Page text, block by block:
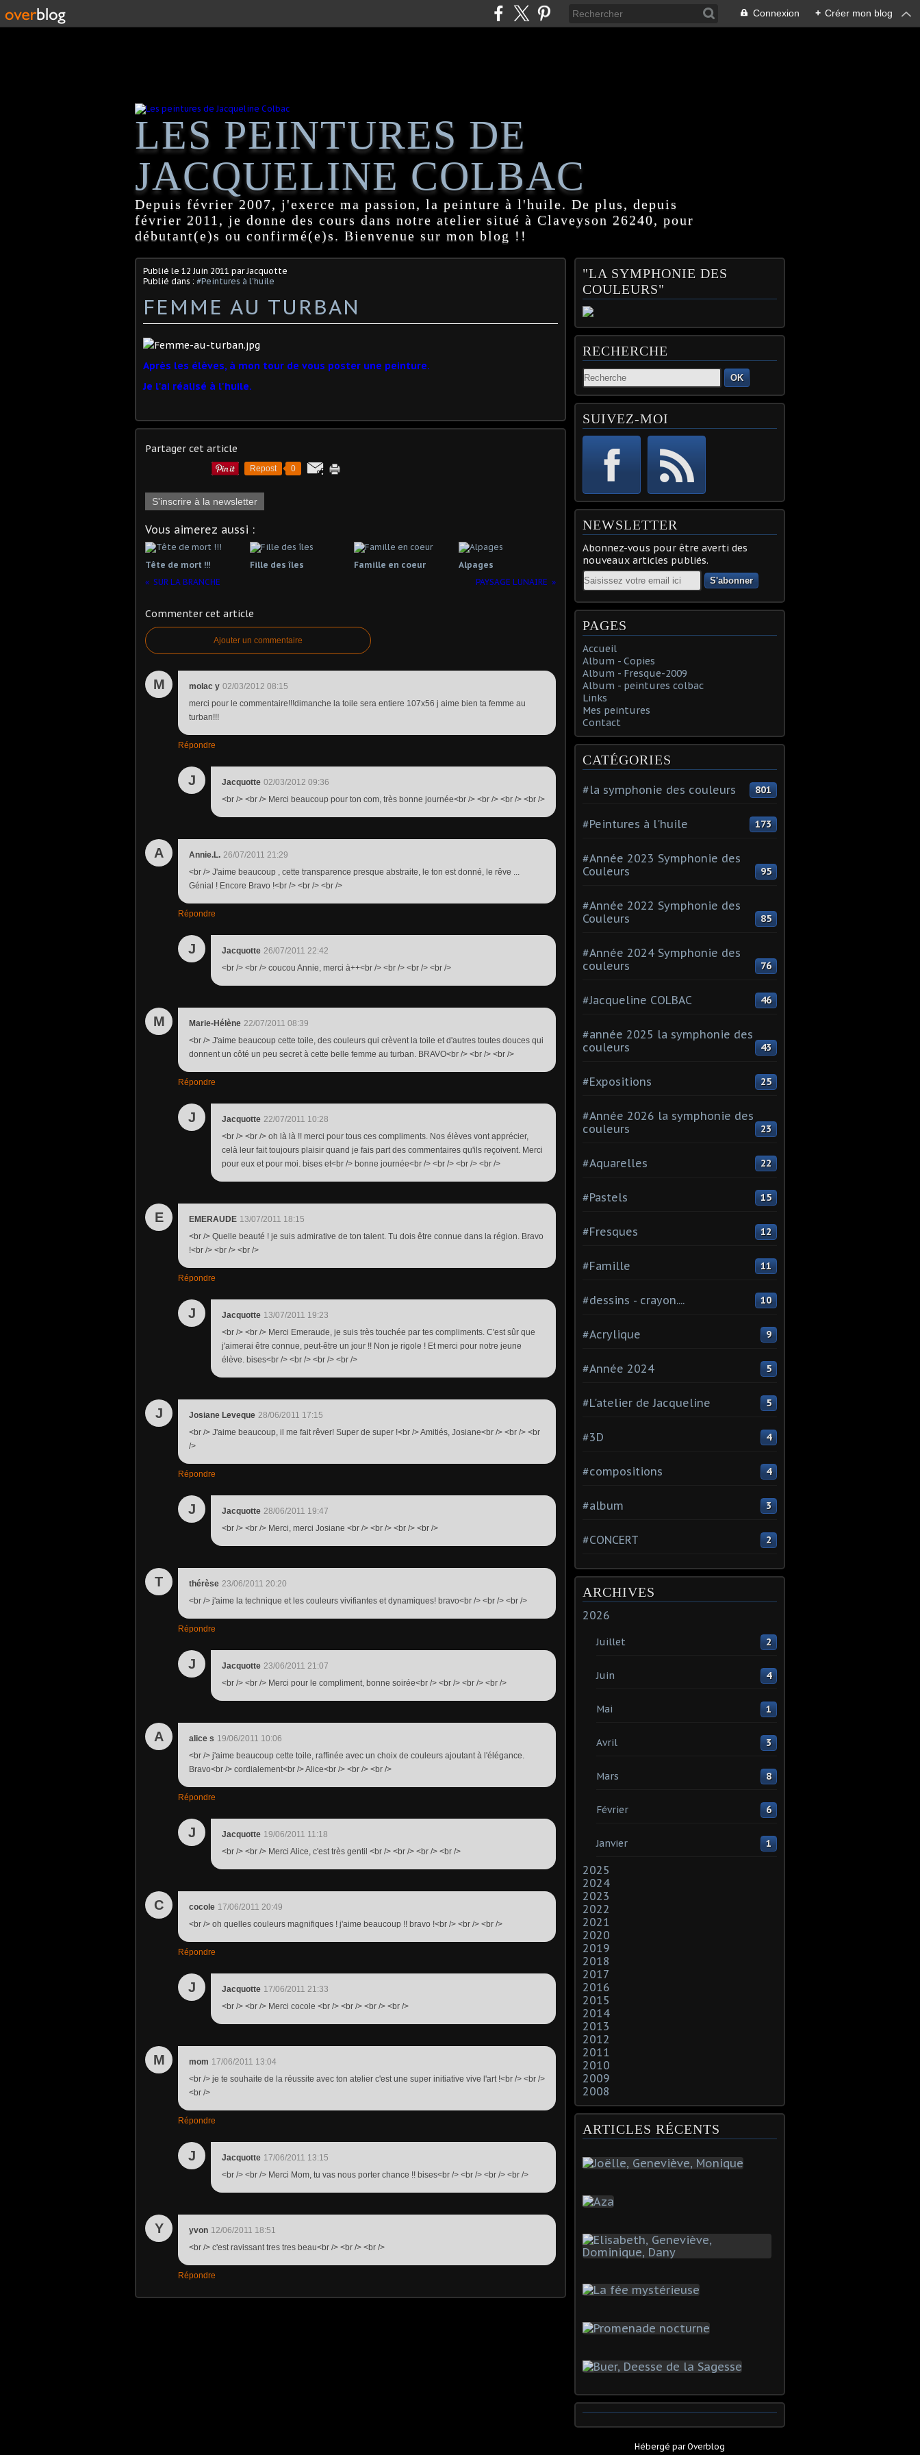
Connexion + Créer mon blog
LES PEINTURES DE
JACQUELINE COLBAC
Depuis février 2007, j'exerce ma passion, la peinture à l'huile. De plus, depuis
février 2011, je donne des cours dans notre atelier situé à Claveyson 26240, pour
débutant(e)s ou confirmé(e)s. Bienvenue sur mon blog !!
Publié le 12 Juin 2011 par Jacquotte
Publié dans : #Peintures à l'huile
FEMME AU TURBAN
Après les élèves, à mon tour de vous poster une peinture.
Je l'ai réalisé à l'huile.
Partager cet article
Repost 0
S'inscrire à la newsletter
Vous aimerez aussi :
Tête de mort !!! Fille des îles Famille en coeur
Alpages
SUR LA BRANCHE
PAYSAGE LUNAIRE
Commenter cet article
Ajouter un commentaire
M molac y 02/03/2012 08:15
merci pour le commentaire!!!dimanche la toile sera entiere 107x56 j aime bien ta femme au
turban!!!
Répondre
J Jacquotte 02/03/2012 09:36
<br /> <br /> Merci beaucoup pour ton com, très bonne journée<br /> <br /> <br /> <br />
A Annie.L. 26/07/2011 21:29
<br /> J'aime beaucoup , cette transparence presque abstraite, le ton est donné, le rêve ...
Génial ! Encore Bravo !<br /> <br /> <br />
Répondre
J Jacquotte 26/07/2011 22:42
<br /> <br /> coucou Annie, merci à++<br /> <br /> <br /> <br />
M Marie-Hélène 22/07/2011 08:39
<br /> J'aime beaucoup cette toile, des couleurs qui crèvent la toile et d'autres toutes douces qui
donnent un côté un peu secret à cette belle femme au turban. BRAVO<br /> <br /> <br />
Répondre
J Jacquotte 22/07/2011 10:28
<br /> <br /> oh là là !! merci pour tous ces compliments. Nos élèves vont apprécier,
celà leur fait toujours plaisir quand je fais part des commentaires qu'ils reçoivent. Merci
pour eux et pour moi. bises et<br /> bonne journée<br /> <br /> <br /> <br />
E EMERAUDE 13/07/2011 18:15
<br /> Quelle beauté ! je suis admirative de ton talent. Tu dois être connue dans la région. Bravo
!<br /> <br /> <br />
Répondre
J Jacquotte 13/07/2011 19:23
<br /> <br /> Merci Emeraude, je suis très touchée par tes compliments. C'est sûr que
j'aimerai être connue, peut-être un jour !! Non je rigole ! Et merci pour notre jeune
élève. bises<br /> <br /> <br /> <br />
J Josiane Leveque 28/06/2011 17:15
<br /> J'aime beaucoup, il me fait rêver! Super de super !<br /> Amitiés, Josiane<br /> <br /> <br
/>
Répondre
J Jacquotte 28/06/2011 19:47
<br /> <br /> Merci, merci Josiane <br /> <br /> <br /> <br />
T thérèse 23/06/2011 20:20
<br /> j'aime la technique et les couleurs vivifiantes et dynamiques! bravo<br /> <br /> <br />
Répondre
J Jacquotte 23/06/2011 21:07
<br /> <br /> Merci pour le compliment, bonne soirée<br /> <br /> <br /> <br />
A alice s 19/06/2011 10:06
<br /> j'aime beaucoup cette toile, raffinée avec un choix de couleurs ajoutant à l'élégance.
Bravo<br /> cordialement<br /> Alice<br /> <br /> <br />
Répondre
J Jacquotte 19/06/2011 11:18
<br /> <br /> Merci Alice, c'est très gentil <br /> <br /> <br /> <br />
C cocole 17/06/2011 20:49
<br /> oh quelles couleurs magnifiques ! j'aime beaucoup !! bravo !<br /> <br /> <br />
Répondre
J Jacquotte 17/06/2011 21:33
<br /> <br /> Merci cocole <br /> <br /> <br /> <br />
M mom 17/06/2011 13:04
<br /> je te souhaite de la réussite avec ton atelier c'est une super initiative vive l'art !<br /> <br />
<br />
Répondre
J Jacquotte 17/06/2011 13:15
<br /> <br /> Merci Mom, tu vas nous porter chance !! bises<br /> <br /> <br /> <br />
Y yvon 12/06/2011 18:51
<br /> c'est ravissant tres tres beau<br /> <br /> <br />
Répondre
"LA SYMPHONIE DES
COULEURS"
RECHERCHE
OK
SUIVEZ-MOI
NEWSLETTER
Abonnez-vous pour être averti des
nouveaux articles publiés.
Email
PAGES
Accueil
Album - Copies
Album - Fresque-2009
Album - peintures colbac
Links
Mes peintures
Contact
CATÉGORIES
#la symphonie des couleurs 801
#Peintures à l'huile 173
#Année 2023 Symphonie des
Couleurs
95
#Année 2022 Symphonie des
Couleurs
85
#Année 2024 Symphonie des
couleurs
76
#Jacqueline COLBAC 46
#année 2025 la symphonie des
couleurs
43
#Expositions 25
#Année 2026 la symphonie des
couleurs
23
#Aquarelles 22
#Pastels 15
#Fresques 12
#Famille 11
#dessins - crayon.... 10
#Acrylique 9
#Année 2024 5
#L'atelier de Jacqueline 5
#3D 4
#compositions 4
#album 3
#CONCERT 2
ARCHIVES
2026
Juillet 2
Juin 4
Mai 1
Avril 3
Mars 8
Février 6
Janvier 1
2025
2024
2023
2022
2021
2020
2019
2018
2017
2016
2015
2014
2013
2012
2011
2010
2009
2008
ARTICLES RÉCENTS
Hébergé parOverblog